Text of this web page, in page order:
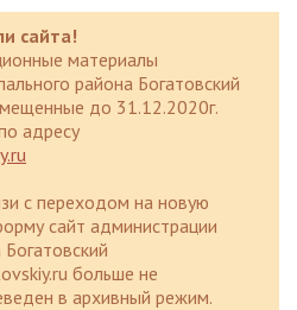
сайта!
материалы
района Богатовский
до 31.12.2020г.
адресу
с переходом на новую
сайт администрации
больше не
в архивный режим.